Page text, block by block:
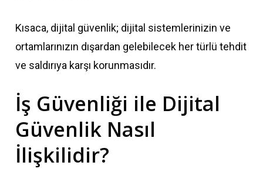
Kısaca, dijital güvenlik; dijital sistemlerinizin ve
ortamlarınızın dışardan gelebilecek her türlü tehdit
ve saldırıya karşı korunmasıdır.
İş Güvenliği ile Dijital
Güvenlik Nasıl
İlişkilidir?